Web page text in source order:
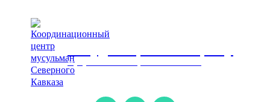
мусульман Северного Кавказа